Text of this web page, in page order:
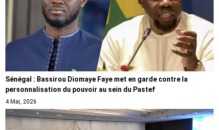
Sénégal : Bassirou Diomaye Faye met en garde contre la
personnalisation du pouvoir au sein du Pastef
4 Mai, 2026